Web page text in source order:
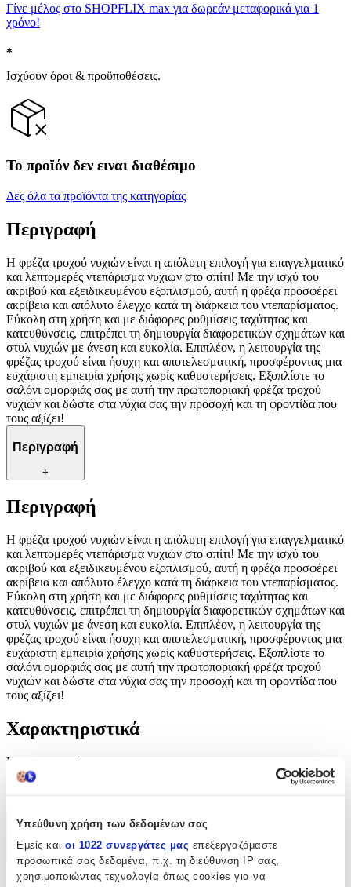
Υπεύθυνη χρήση των δεδομένων σας
Εμείς και οι 1022 συνεργάτες μας επεξεργαζόμαστε
προσωπικά σας δεδομένα, π.χ. τη διεύθυνση IP σας,
χρησιμοποιώντας τεχνολογία όπως cookies για να
Γίνε μέλος στο SHOPFLIX max για δωρεάν μεταφορικά για 1
χρόνο!
Ισχύουν όροι & προϋποθέσεις.
Το προϊόν δεν ειναι διαθέσιμο
Δες όλα τα προϊόντα της κατηγορίας
Περιγραφή
Η φρέζα τροχού νυχιών είναι η απόλυτη επιλογή για επαγγελματικό
και λεπτομερές ντεπάρισμα νυχιών στο σπίτι! Με την ισχύ του
ακριβού και εξειδικευμένου εξοπλισμού, αυτή η φρέζα προσφέρει
ακρίβεια και απόλυτο έλεγχο κατά τη διάρκεια του ντεπαρίσματος.
Εύκολη στη χρήση και με διάφορες ρυθμίσεις ταχύτητας και
κατευθύνσεις, επιτρέπει τη δημιουργία διαφορετικών σχημάτων και
στυλ νυχιών με άνεση και ευκολία. Επιπλέον, η λειτουργία της
φρέζας τροχού είναι ήσυχη και αποτελεσματική, προσφέροντας μια
ευχάριστη εμπειρία χρήσης χωρίς καθυστερήσεις. Εξοπλίστε το
σαλόνι ομορφιάς σας με αυτή την πρωτοποριακή φρέζα τροχού
νυχιών και δώστε στα νύχια σας την προσοχή και τη φροντίδα που
τους αξίζει!
Περιγραφή
+
Περιγραφή
Η φρέζα τροχού νυχιών είναι η απόλυτη επιλογή για επαγγελματικό
και λεπτομερές ντεπάρισμα νυχιών στο σπίτι! Με την ισχύ του
ακριβού και εξειδικευμένου εξοπλισμού, αυτή η φρέζα προσφέρει
ακρίβεια και απόλυτο έλεγχο κατά τη διάρκεια του ντεπαρίσματος.
Εύκολη στη χρήση και με διάφορες ρυθμίσεις ταχύτητας και
κατευθύνσεις, επιτρέπει τη δημιουργία διαφορετικών σχημάτων και
στυλ νυχιών με άνεση και ευκολία. Επιπλέον, η λειτουργία της
φρέζας τροχού είναι ήσυχη και αποτελεσματική, προσφέροντας μια
ευχάριστη εμπειρία χρήσης χωρίς καθυστερήσεις. Εξοπλίστε το
σαλόνι ομορφιάς σας με αυτή την πρωτοποριακή φρέζα τροχού
νυχιών και δώστε στα νύχια σας την προσοχή και τη φροντίδα που
τους αξίζει!
Χαρακτηριστικά
Κατασκευαστής
Χαρακτηριστικά